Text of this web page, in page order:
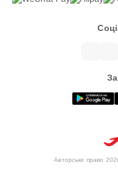
Авторське право